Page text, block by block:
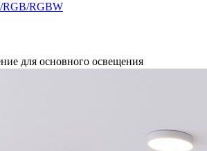
RGB/RGBW
для основного освещения